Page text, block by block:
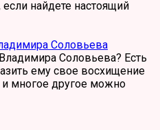
найдете настоящий
Соловьева
Соловьева? Есть
ему свое восхищение
и многое другое можно